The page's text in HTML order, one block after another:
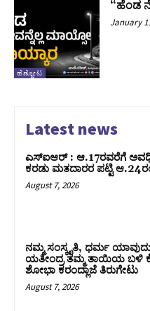
ಹೆಣ್ಣೋಟ
“ಹೆಂಡ
January
Latest news
ಎಸ್‌ಐಆರ್‌ : ಆ.17ರವರೆಗೆ ಅವಧಿ
ಕರಡು ಮತದಾರರ ಪಟ್ಟಿ
August 7, 2026
ನಮ್ಮ ಸಂಸ್ಕೃತಿ, ಧರ್ಮ
ಯತೀಂದ್ರ ತಮ್ಮ ತಾಯಿಯ ಬಳಿ
ಶೋಭಾ ಕರಂದ್ಲಾಜೆ ತಿರುಗೇಟು
August 7, 2026